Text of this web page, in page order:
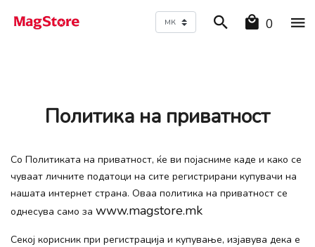
0
Политика на приватност
Со Политиката на приватност, ќе ви појасниме каде и како се
чуваат личните податоци на сите регистрирани купувачи на
нашата интернет страна. Оваа политика на приватност се
однесува само за www.magstore.mk
Секој корисник при регистрација и купување, изјавува дека е